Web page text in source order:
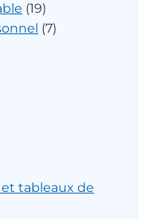
(19)
(7)
tableaux de